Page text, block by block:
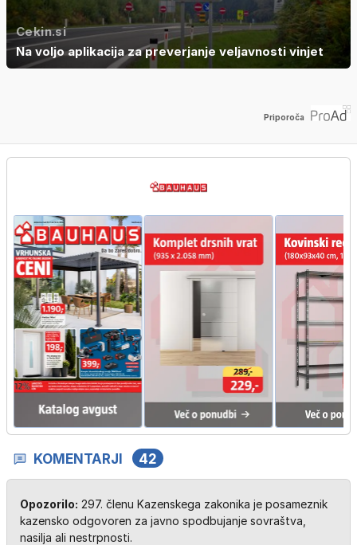
Cekin.si
Na voljo aplikacija za preverjanje veljavnosti vinjet
Priporoča
KOMENTARJI 42
Opozorilo: 297. členu Kazenskega zakonika je posameznik
kazensko odgovoren za javno spodbujanje sovraštva,
nasilja ali nestrpnosti.